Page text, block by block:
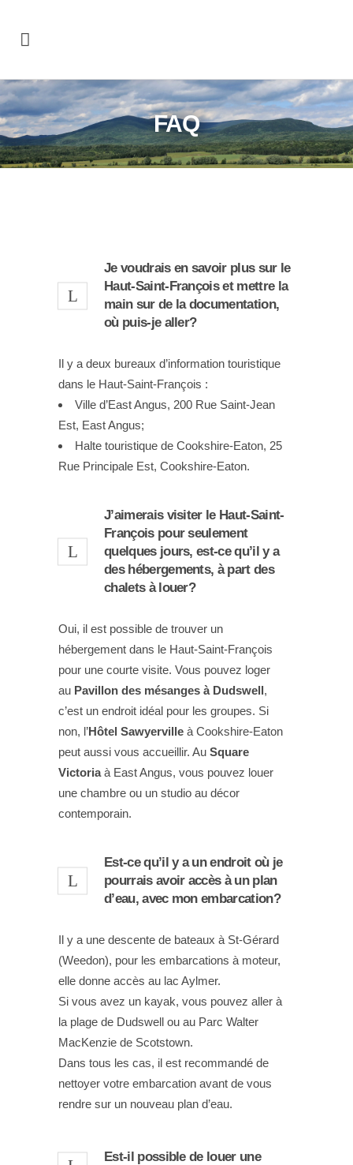
FAQ
Je voudrais en savoir plus sur le
Haut-Saint-François et mettre la
main sur de la documentation,
où puis-je aller?
Il y a deux bureaux d’information touristique
dans le Haut-Saint-François :
Ville d’East Angus, 200 Rue Saint-Jean
Est, East Angus;
Halte touristique de Cookshire-Eaton, 25
Rue Principale Est, Cookshire-Eaton.
J’aimerais visiter le Haut-Saint-
François pour seulement
quelques jours, est-ce qu’il y a
des hébergements, à part des
chalets à louer?
Oui, il est possible de trouver un
hébergement dans le Haut-Saint-François
pour une courte visite. Vous pouvez loger
au Pavillon des mésanges à Dudswell,
c’est un endroit idéal pour les groupes. Si
non, l’Hôtel Sawyerville à Cookshire-Eaton
peut aussi vous accueillir. Au Square
Victoriaà East Angus, vous pouvez louer
une chambre ou un studio au décor
contemporain.
Est-ce qu’il y a un endroit où je
pourrais avoir accès à un plan
d’eau, avec mon embarcation?
Il y a une descente de bateaux à St-Gérard
(Weedon), pour les embarcations à moteur,
elle donne accès au lac Aylmer.
Si vous avez un kayak, vous pouvez aller à
la plage de Dudswell ou au Parc Walter
MacKenzie de Scotstown.
Dans tous les cas, il est recommandé de
nettoyer votre embarcation avant de vous
rendre sur un nouveau plan d’eau.
Est-il possible de louer une